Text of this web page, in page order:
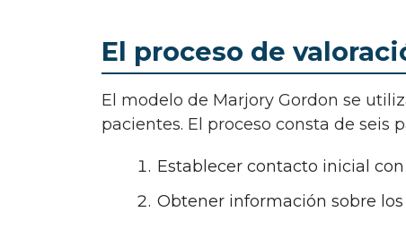
El proceso de
El modelo de Marjory Gordon se utiliza para guiar el proceso de valoración de los
pacientes. El proceso consta de seis
Establecer contacto inicial
Obtener información sobre